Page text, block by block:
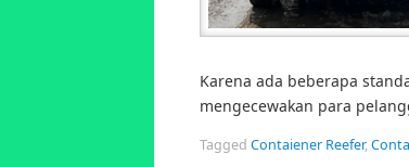
Karena ada beberapa
mengecewakan para
Tagged Contaiener Reefer,